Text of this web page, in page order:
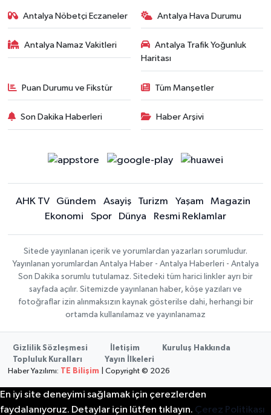
Antalya Nöbetçi Eczaneler Antalya Hava Durumu
Antalya Namaz Vakitleri
Antalya Trafik Yoğunluk
Haritası
Puan Durumu ve Fikstür Tüm Manşetler
Son Dakika Haberleri Haber Arşivi
AHK TV Gündem Asayiş Turizm Yaşam
Magazin
Ekonomi
Spor Dünya Resmi Reklamlar
Sitede yayınlanan içerik ve yorumlardan yazarları sorumludur.
Yayınlanan yorumlardan Antalya Haber - Antalya Haberleri - Antalya
Son Dakika sorumlu tutulamaz. Sitedeki tüm harici linkler ayrı bir
sayfada açılır. Sitemizde yayınlanan haber, köşe yazıları ve
fotoğraflar izin alınmaksızın kaynak gösterilse dahi, herhangi bir
ortamda kullanılamaz ve yayınlanamaz
Gizlilik Sözleşmesi İletişim
Kuruluş Hakkında
Topluluk Kuralları
Yayın İlkeleri
Haber Yazılımı:
TE Bilişim | Copyright © 2026
En iyi site deneyimi sağlamak için çerezlerden
faydalanıyoruz. Detaylar için lütfen tıklayın. Çerez Politikası